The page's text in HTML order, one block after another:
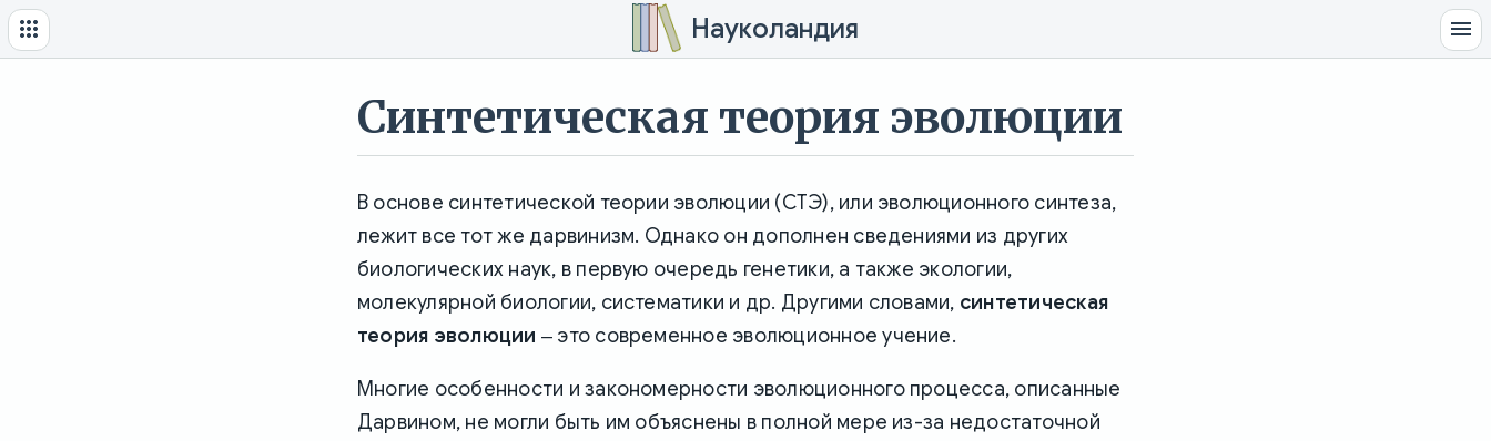
Науколандия
Синтетическая теория эволюции
В основе синтетической теории эволюции (СТЭ), или эволюционного синтеза,
лежит все тот же дарвинизм. Однако он дополнен сведениями из других
биологических наук, в первую очередь генетики, а также экологии,
молекулярной биологии, систематики и др. Другими словами, синтетическая
теория эволюции ‒ это современное эволюционное учение.
Многие особенности и закономерности эволюционного процесса, описанные
Дарвином, не могли быть им объяснены в полной мере из-за недостаточной